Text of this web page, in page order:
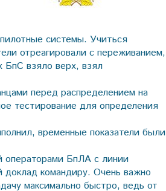
системы. Учиться
отреагировали с переживанием,
БпС взяло верх, взял
перед распределением на
тестирование для определения
временные показатели были
операторами БпЛА с линии
доклад командиру. Очень важно
максимально быстро, ведь от